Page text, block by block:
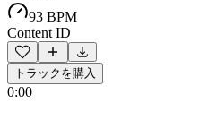
93 BPM
Content ID
トラックを購入
0:00